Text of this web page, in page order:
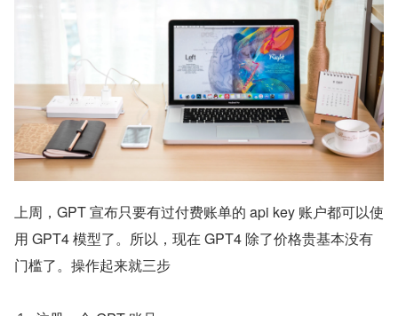
上周，GPT 宣布只要有过付费账单的 api key 账户都可以使
用 GPT4 模型了。所以，现在 GPT4 除了价格贵基本没有
门槛了。操作起来就三步